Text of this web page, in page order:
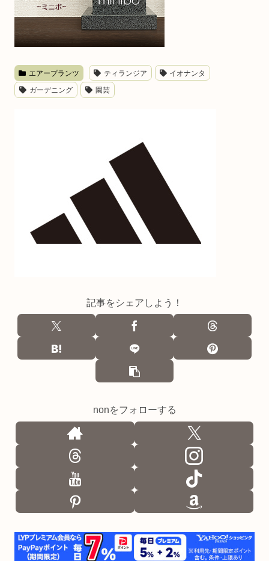
エアープランツ ティランジア イオナンタ
ガーデニング 園芸
記事をシェアしよう！
nonをフォローする